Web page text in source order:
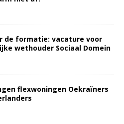
de formatie: vacature voor
wethouder Sociaal Domein
flexwoningen Oekraïners